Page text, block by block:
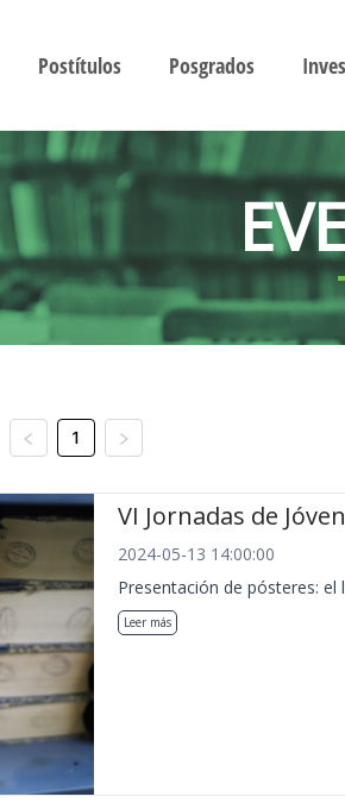
Postítulos Posgrados
1
VI Jornadas de
2024-05-13 14:00:00
Presentación de pósteres: el
Leer más